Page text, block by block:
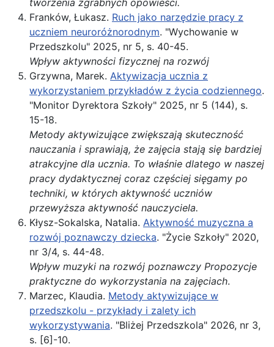
tworzenia zgrabnych opowieści.
Franków, Łukasz. Ruch jako narzędzie pracy z
uczniem neuroróżnorodnym. "Wychowanie w
Przedszkolu" 2025, nr 5, s. 40-45.
Wpływ aktywności fizycznej na rozwój
Grzywna, Marek. Aktywizacja ucznia z
wykorzystaniem przykładów z życia codziennego.
"Monitor Dyrektora Szkoły" 2025, nr 5 (144), s.
15-18.
Metody aktywizujące zwiększają skuteczność
nauczania i sprawiają, że zajęcia stają się bardziej
atrakcyjne dla ucznia. To właśnie dlatego w naszej
pracy dydaktycznej coraz częściej sięgamy po
techniki, w których aktywność uczniów
przewyższa aktywność nauczyciela.
Kłysz-Sokalska, Natalia. Aktywność muzyczna a
rozwój poznawczy dziecka. "Życie Szkoły" 2020,
nr 3/4, s. 44-48.
Wpływ muzyki na rozwój poznawczy Propozycje
praktyczne do wykorzystania na zajęciach.
Marzec, Klaudia. Metody aktywizujące w
przedszkolu - przykłady i zalety ich
wykorzystywania. "Bliżej Przedszkola" 2026, nr 3,
s. [6]-10.